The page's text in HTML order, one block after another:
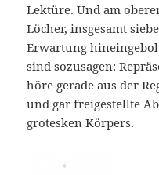
Lektüre. Und am
Löcher, insgesamt
Erwartung
sind sozusagen:
höre gerade aus der
und gar freigestellte
grotesken Körpers.